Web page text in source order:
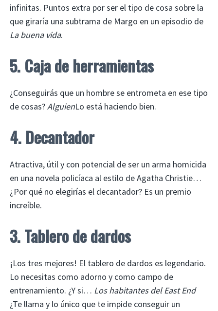
infinitas. Puntos extra por ser el tipo de cosa sobre la
que giraría una subtrama de Margo en un episodio de
La buena vida.
5. Caja de herramientas
¿Conseguirás que un hombre se entrometa en ese tipo
de cosas?AlguienLo está haciendo bien.
4. Decantador
Atractiva, útil y con potencial de ser un arma homicida
en una novela policíaca al estilo de Agatha Christie…
¿Por qué no elegirías el decantador? Es un premio
increíble.
3. Tablero de dardos
¡Los tres mejores! El tablero de dardos es legendario.
Lo necesitas como adorno y como campo de
entrenamiento. ¿Y si… Los habitantes del East End
¿Te llama y lo único que te impide conseguir un